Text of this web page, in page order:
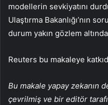
modellerin sevkiyatını
Ulaştırma Bakanlığı’nın
durum yakın gözlem
Reuters bu makaleye
Bu makale yapay zekanın
çevrilmiş ve bir editör